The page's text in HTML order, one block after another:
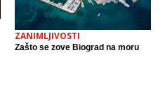
ZANIMLJIVOSTI
Zašto se zove Biograd na moru